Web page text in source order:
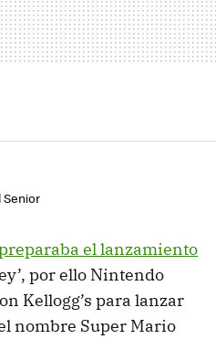
el lanzamiento
por ello Nintendo
Kellogg’s para lanzar
nombre Super Mario